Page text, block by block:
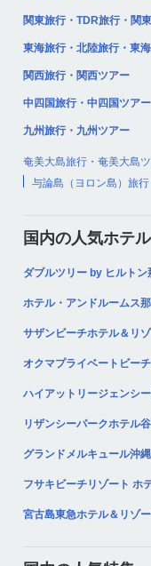
関東旅行・TDR旅行・関
東海旅行・北陸旅行・東
関西旅行・関西ツアー
中四国旅行・中四国ツアー
九州旅行・九州ツアー
奄美大島旅行・奄美大島
与論島（ヨロン島）旅
国内の人気ホテル
ダブルツリー by ヒルトン
ホテル・アンドルームス
サザンビーチホテル＆リ
オクマプライベートビー
ハイアットリージェンシ
リザンシーパークホテル
グランドメルキュール沖
フサキビーチリゾート ホ
宮古島東急ホテル＆リゾ